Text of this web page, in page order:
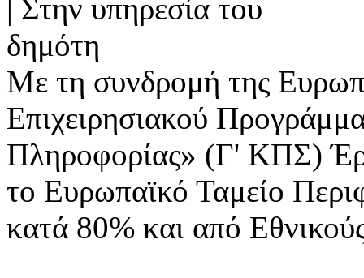
Με τη συνδρομή της
Επιχειρησιακού
Πληροφορίας» (Γ' ΚΠΣ)
το Ευρωπαϊκό Ταμείο
κατά 80% και από